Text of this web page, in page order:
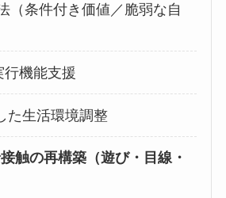
（条件付き価値／脆弱な自
行機能支援
た生活環境調整
触の再構築（遊び・目線・